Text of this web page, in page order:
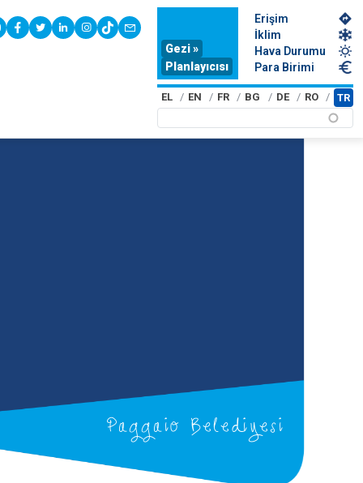
youtubefacebook
twitterlinkedininstagram
tiktokcontact
Gezi »
Planlayıcısı
Erişim
İklim
Hava Durumu
Para Birimi
EL EN FR BG DE RO TR
Paggaio Belediyesi